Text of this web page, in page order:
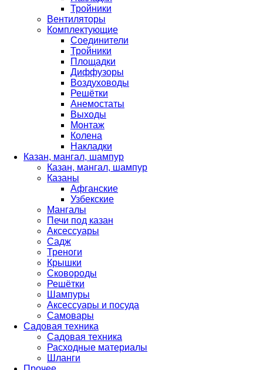
Тройники
Вентиляторы
Комплектующие
Соединители
Тройники
Площадки
Диффузоры
Воздуховоды
Решётки
Анемостаты
Выходы
Монтаж
Колена
Накладки
Казан, мангал, шампур
Казан, мангал, шампур
Казаны
Афганские
Узбекские
Мангалы
Печи под казан
Аксессуары
Садж
Треноги
Крышки
Сковороды
Решётки
Шампуры
Аксессуары и посуда
Самовары
Садовая техника
Садовая техника
Расходные материалы
Шланги